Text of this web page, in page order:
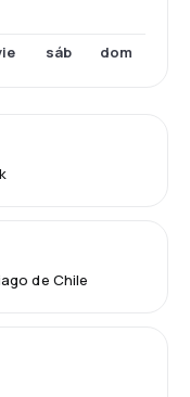
sáb dom
de Chile